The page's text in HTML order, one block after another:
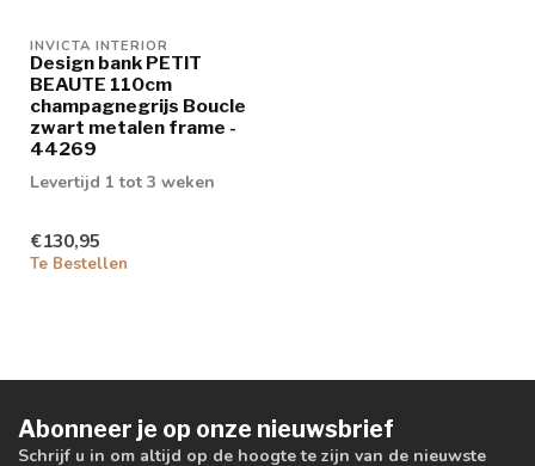
INVICTA INTERIOR
Design bank PETIT
BEAUTE 110cm
champagnegrijs Boucle
zwart metalen frame -
44269
Levertijd 1 tot 3 weken
€130,95
Te Bestellen
Abonneer je op onze nieuwsbrief
Schrijf u in om altijd op de hoogte te zijn van de nieuwste